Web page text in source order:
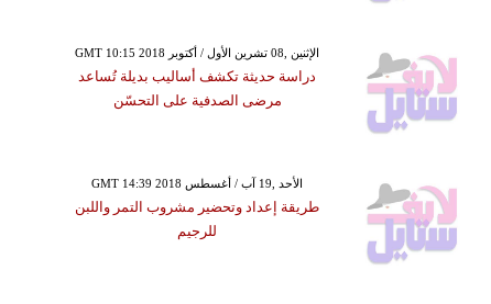
GMT 10:15 2018 الإثنين ,08 تشرين الأول / أكتوبر
دراسة حديثة تكشف أساليب بديلة تُساعد
مرضى الصدفية على التحسّن
GMT 14:39 2018 الأحد ,19 آب / أغسطس
طريقة إعداد وتحضير مشروب التمر واللبن
للرجيم